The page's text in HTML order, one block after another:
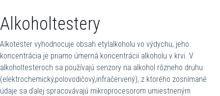
Alkoholtestery
Alkotester vyhodnocuje obsah etylalkoholu vo výdychu, jeho
koncentrácia je priamo úmerná koncentrácii alkoholu v krvi. V
alkoholtesteroch sa používajú senzory na alkohol rôzneho druhu
(elektrochemický,polovodičový,infračervený), z ktorého zosnímané
údaje sa ďalej spracovávajú mikroprocesorom umiestneným